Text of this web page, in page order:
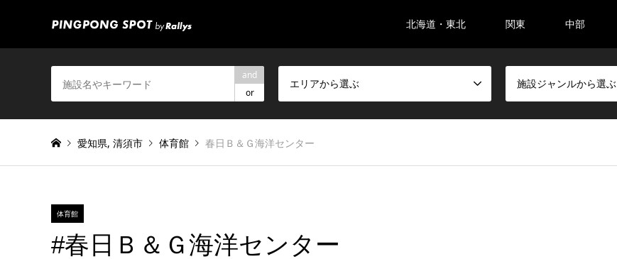
北海道・東北 関東 中部
and
or
エリアから選ぶ 施設ジャンルから選ぶ
愛知県, 清須市 体育館 春日Ｂ＆Ｇ海洋センター
体育館
#春日Ｂ＆Ｇ海洋センター